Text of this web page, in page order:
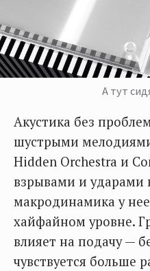
А тут
Акустика без
шустрыми
Hidden Orchestra и
взрывами и ударами
макродинамика у
хайфайном уровне.
влияет на подачу —
чувствуется больше